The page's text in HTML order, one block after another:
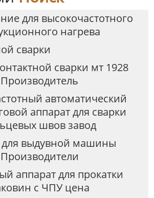
для высокочастотного
нагрева
сварки
сварки мт 1928
Производитель
автоматический
аппарат для сварки
швов завод
для выдувной машины
Производители
аппарат для прокатки
с ЧПУ цена